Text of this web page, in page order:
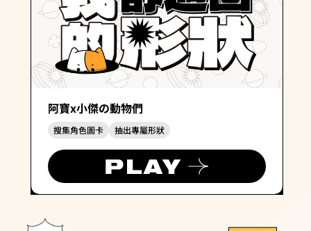
阿寶x小傑の動物們
搜集角色圖卡 抽出專屬形狀